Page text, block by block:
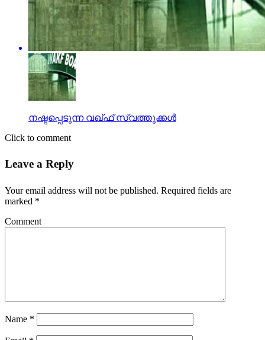
നഷ്ടപ്പെടുന്ന വഖ്ഫ് സ്വത്തുക്കള്‍
Click to comment
Leave a Reply
Your email address will not be published. Required fields are
marked *
Comment
Name *